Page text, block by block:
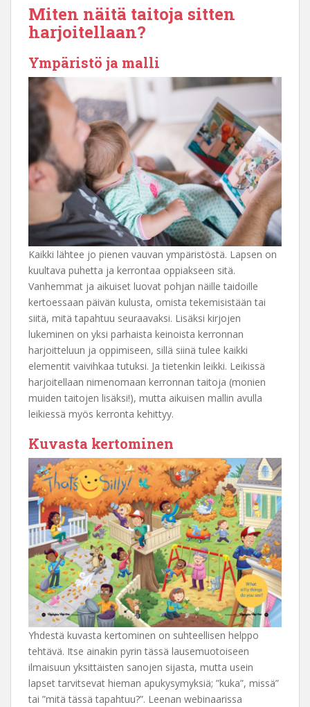
Miten näitä taitoja sitten
harjoitellaan?
Ympäristö ja malli
Kaikki lähtee jo pienen vauvan ympäristöstä. Lapsen on
kuultava puhetta ja kerrontaa oppiakseen sitä.
Vanhemmat ja aikuiset luovat pohjan näille taidoille
kertoessaan päivän kulusta, omista tekemisistään tai
siitä, mitä tapahtuu seuraavaksi. Lisäksi kirjojen
lukeminen on yksi parhaista keinoista kerronnan
harjoitteluun ja oppimiseen, sillä siinä tulee kaikki
elementit vaivihkaa tutuksi. Ja tietenkin leikki. Leikissä
harjoitellaan nimenomaan kerronnan taitoja (monien
muiden taitojen lisäksi!), mutta aikuisen mallin avulla
leikiessä myös kerronta kehittyy.
Kuvasta kertominen
Yhdestä kuvasta kertominen on suhteellisen helppo
tehtävä. Itse ainakin pyrin tässä lausemuotoiseen
ilmaisuun yksittäisten sanojen sijasta, mutta usein
lapset tarvitsevat hieman apukysymyksiä; ”kuka”, missä”
tai ”mitä tässä tapahtuu?”. Leenan webinaarissa